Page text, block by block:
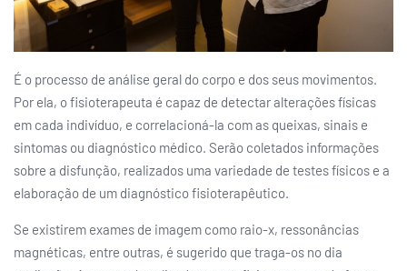
É o processo de análise geral do corpo e dos seus movimentos.
Por ela, o fisioterapeuta é capaz de detectar alterações físicas
em cada indivíduo, e correlacioná-la com as queixas, sinais e
sintomas ou diagnóstico médico. Serão coletados informações
sobre a disfunção, realizados uma variedade de testes físicos e a
elaboração de um diagnóstico fisioterapêutico.
Se existirem exames de imagem como raio-x, ressonâncias
magnéticas, entre outras, é sugerido que traga-os no dia